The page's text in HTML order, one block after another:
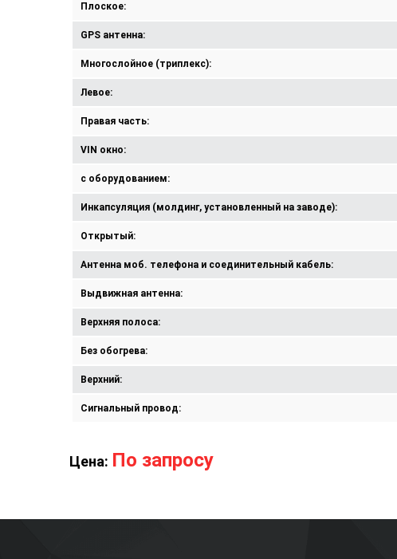
Плоское:
GPS антенна:
Многослойное (триплекс):
Левое:
Правая часть:
VIN окно:
с оборудованием:
Инкапсуляция (молдинг, установленный на заводе):
Открытый:
Антенна моб. телефона и соединительный кабель:
Выдвижная антенна:
Верхняя полоса:
Без обогрева:
Верхний:
Сигнальный провод:
Цена: По запросу